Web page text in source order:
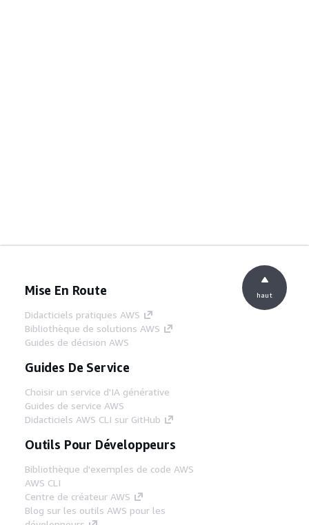
Mise En Route
Didacticiels pratiques AWS
Bibliothèque de solutions AWS
Guides de décision AWS
Guides De Service
Choisir un service d'IA générative
Guides de service AWS
Didacticiels AWS CLI sur GitHub
Outils Pour Développeurs
Bibliothèque d'exemples de code AWS
AWS CLI
Centre de créateur AWS
Blog sur les outils AWS pour les
haut